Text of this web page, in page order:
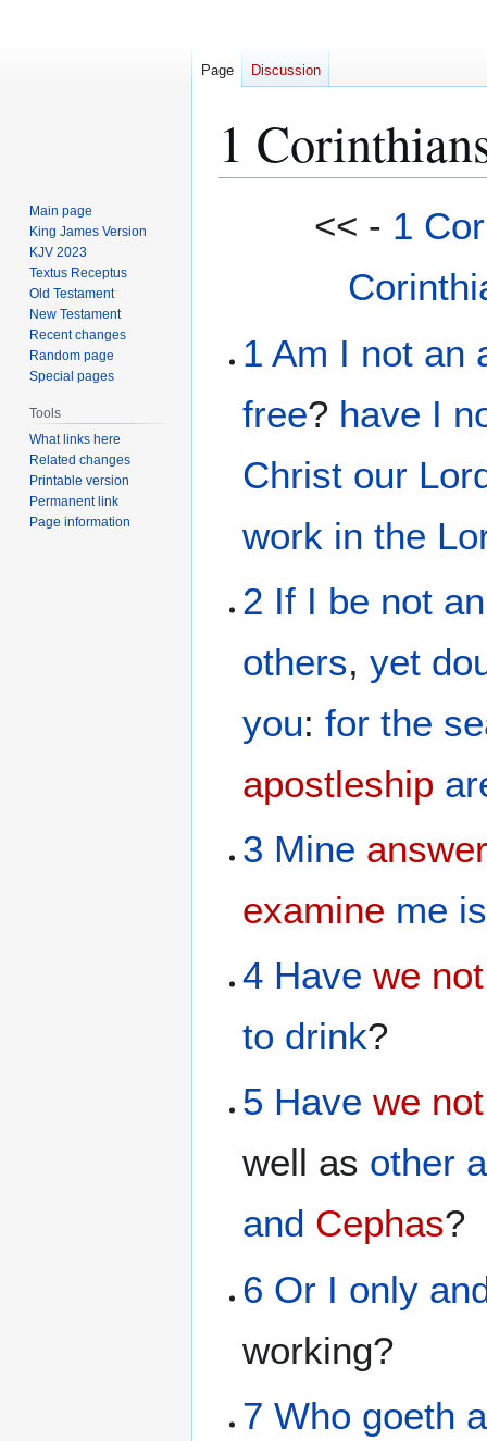
1
<< - 1
1 Am I not an
free? have I
Christ our
work in the
2 If I be not
others,yet
you:for the
apostleship
3 Mine
examine me is
4 Have we not
to drink?
5 Have we not
well as other
and Cephas?
6 Or I only
working?
7 Who goeth
Page Discussion
Main page
King James Version
KJV 2023
Textus Receptus
Old Testament
New Testament
Recent changes
Random page
Special pages
Tools
What links here
Related changes
Printable version
Permanent link
Page information